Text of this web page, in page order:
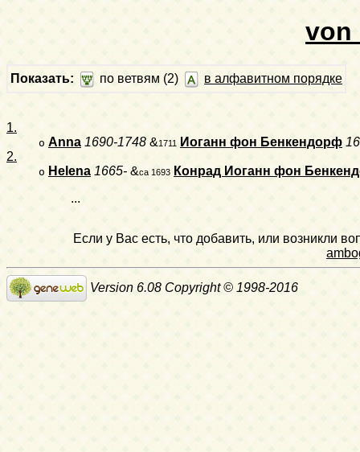
von
Показать: по ветвям (2) в алфавитном порядке
1.
o Anna 1690-1748 &1711 Иоганн фон Бенкендорф
2.
o Helena 1665- &ca 1693 Конрад Иоганн фон
...
Если у Вас есть, что добавить, или возникли
Version 6.08 Copyright © 1998-2016